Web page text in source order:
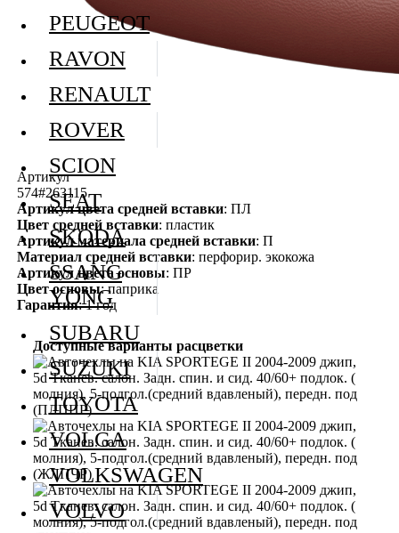
Артикул
574#263115
Артикул цвета средней вставки: ПЛ
Цвет средней вставки: пластик
Артикул материала средней вставки: П
Материал средней вставки: перфорир. экокожа
Артикул цвета основы: ПР
Цвет основы: паприка
Гарантия: 1 год
Доступные варианты расцветки
PEUGEOT
RAVON
RENAULT
ROVER
SCION
SEAT
SKODA
SSANG
YONG
SUBARU
SUZUKI
TOYOTA
VOLGA
VOLKSWAGEN
VOLVO